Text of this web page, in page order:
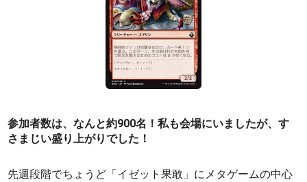
参加者数は、なんと約900名！私も会場にいましたが、す
さまじい盛り上がりでした！
先週段階でちょうど「イゼット果敢」にメタゲームの中心